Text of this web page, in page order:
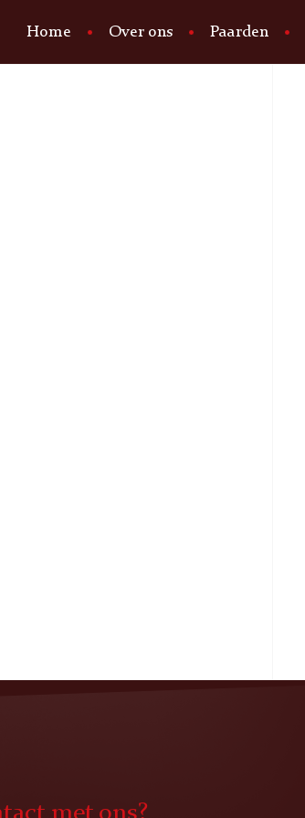
Home Over ons Paarden